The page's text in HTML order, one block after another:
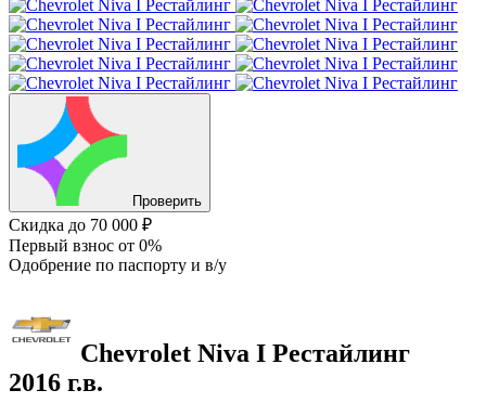
Проверить
Скидка до 70 000 ₽
Первый взнос от 0%
Одобрение по паспорту и в/у
Chevrolet Niva I Рестайлинг
2016 г.в.